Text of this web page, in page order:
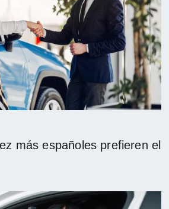
más españoles prefieren el